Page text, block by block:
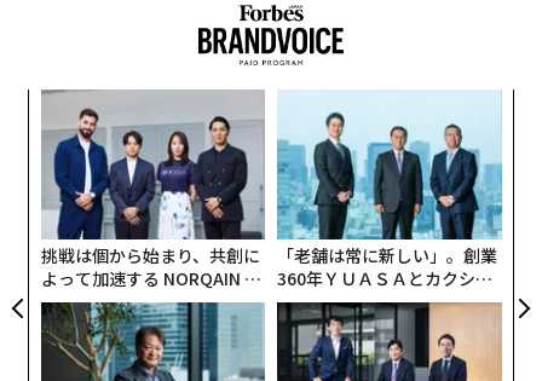
挑戦は個から始まり、共創に
よって加速する NORQAIN JA
PAN 特別座談会
「老舗は常に新しい」。創業
360年ＹＵＡＳＡとカクシン
CEO田尻望が語る、AIを超え
る人の価値